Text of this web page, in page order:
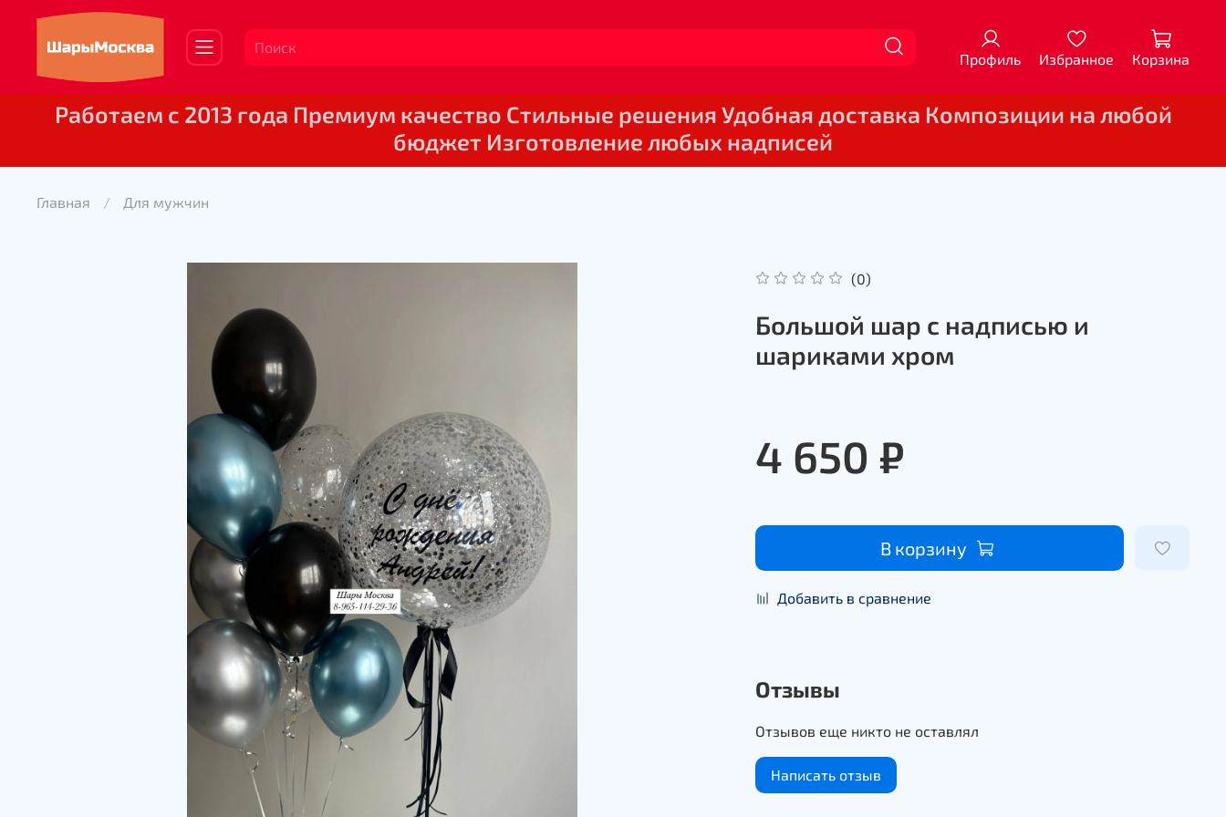
Профиль Избранное Корзина
Работаем с 2013 года Премиум качество Стильные решения Удобная доставка Композиции на любой
бюджет Изготовление любых надписей
Главная Для мужчин
(0)
Большой шар с надписью и
шариками хром
4 650 ₽
В корзину
Добавить в сравнение
Отзывы
Отзывов еще никто не оставлял
Написать отзыв